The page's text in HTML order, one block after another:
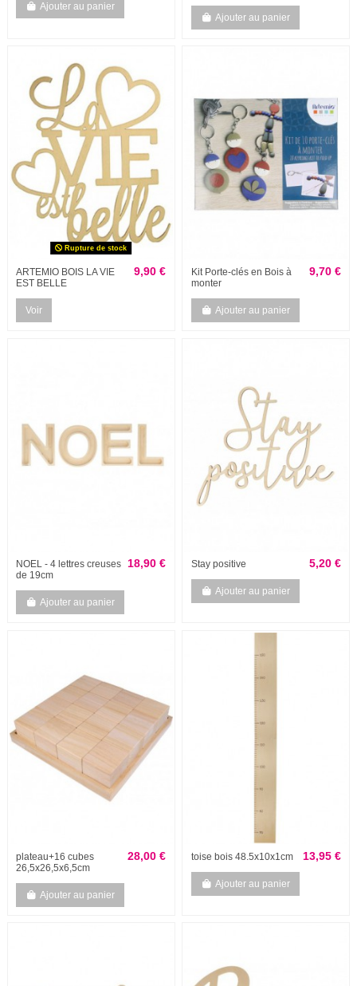
Ajouter au panier
Ajouter au panier
Rupture de stock
ARTEMIO BOIS LA VIE
EST BELLE
9,90 €
Voir
Kit Porte-clés en Bois à
monter
9,70 €
Ajouter au panier
NOEL - 4 lettres creuses
de 19cm
18,90 €
Ajouter au panier
Stay positive 5,20 €
Ajouter au panier
plateau+16 cubes
26,5x26,5x6,5cm
28,00 €
Ajouter au panier
toise bois 48.5x10x1cm 13,95 €
Ajouter au panier